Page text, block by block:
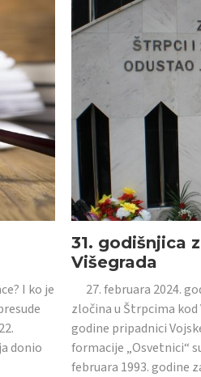
I ko je
donio
31. godišnjica
Višegrada
27. februara 2024.
zločina u Štrpcima kod
godine pripadnici
formacije „Osvetnici“
februara 1993. godine